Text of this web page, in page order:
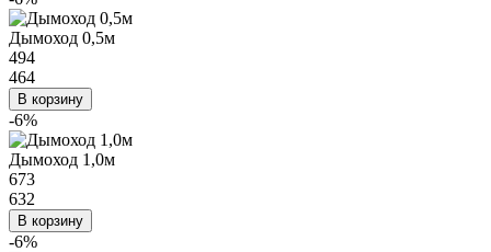
Дымоход 0,5м
494
464
В корзину
-6%
Дымоход 1,0м
673
632
В корзину
-6%